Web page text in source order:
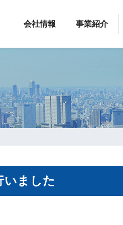
会社情報 事業紹介
いました